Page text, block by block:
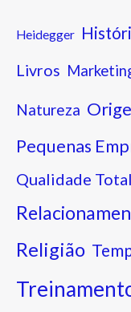
Heidegger
Livros
Natureza
Pequenas
Qualidade Total
Religião